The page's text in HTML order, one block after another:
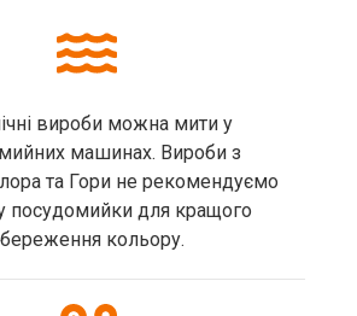
вироби можна мити у
машинах. Вироби з
та Гори не рекомендуємо
посудомийки для кращого
кольору.